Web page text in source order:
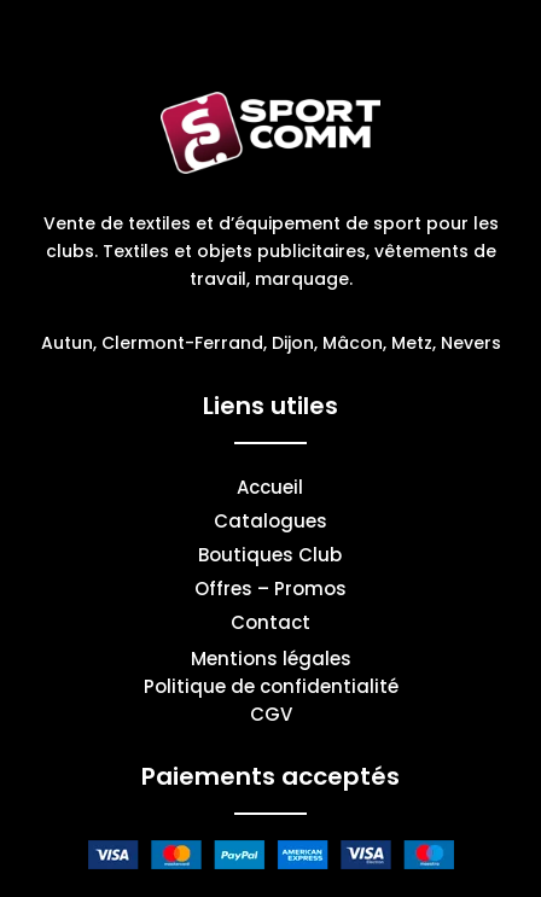
Vente de textiles et d’équipement de sport pour les
clubs. Textiles et objets publicitaires, vêtements de
travail, marquage.
Autun, Clermont-Ferrand, Dijon, Mâcon, Metz, Nevers
Liens utiles
Accueil
Catalogues
Boutiques Club
Offres – Promos
Contact
Mentions légales
Politique de confidentialité
CGV
Paiements acceptés